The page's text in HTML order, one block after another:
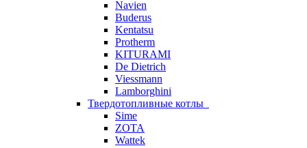
Navien
Buderus
Kentatsu
Protherm
KITURAMI
De Dietrich
Viessmann
Lamborghini
Твердотопливные котлы
Sime
ZOTA
Wattek